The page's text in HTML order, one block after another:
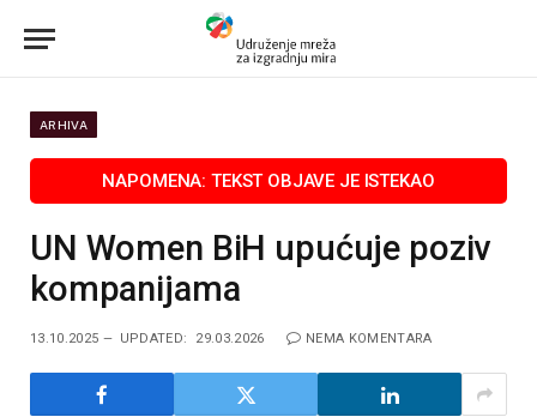
ARHIVA
UN Women BiH upućuje poziv
kompanijama
13.10.2025 UPDATED: 29.03.2026 NEMA KOMENTARA